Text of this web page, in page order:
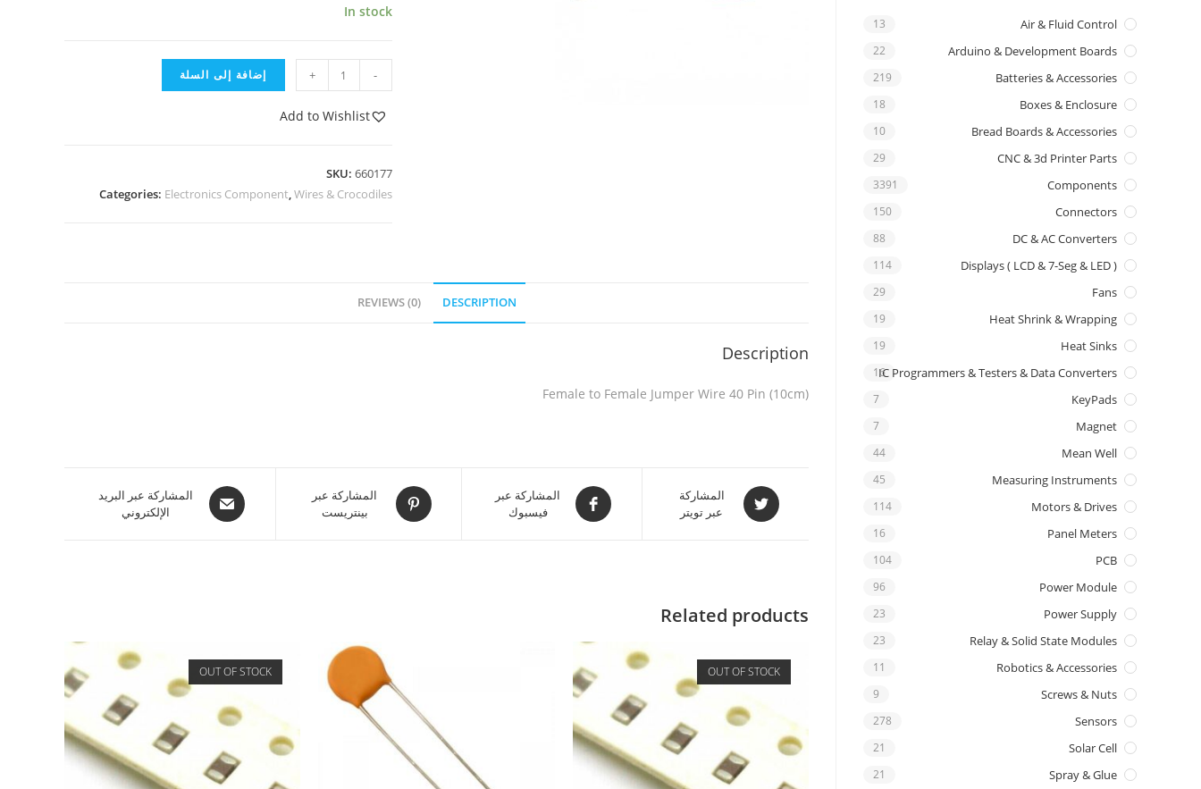
In stock
-
+ إضافة إلى السلة
Add to Wishlist
SKU: 660177
Categories: Electronics Component,Wires & Crocodiles
DESCRIPTION
REVIEWS (0)
Description
Female to Female Jumper Wire 40 Pin (10cm)
المشاركة
عبر تويتر
المشاركة عبر
فيسبوك
المشاركة عبر
بينتريست
المشاركة عبر البريد
الإلكتروني
Related products
OUT OF STOCK
OUT OF STOCK
Air & Fluid Control
13
Arduino & Development Boards
22
Batteries & Accessories
219
Boxes & Enclosure
18
Bread Boards & Accessories
10
CNC & 3d Printer Parts
29
Components
3391
Connectors
150
DC & AC Converters
88
Displays ( LCD & 7-Seg & LED )
114
Fans
29
Heat Shrink & Wrapping
19
Heat Sinks
19
IC Programmers & Testers & Data Converters
16
KeyPads
7
Magnet
7
Mean Well
44
Measuring Instruments
45
Motors & Drives
114
Panel Meters
16
PCB
104
Power Module
96
Power Supply
23
Relay & Solid State Modules
23
Robotics & Accessories
11
Screws & Nuts
9
Sensors
278
Solar Cell
21
Spray & Glue
21